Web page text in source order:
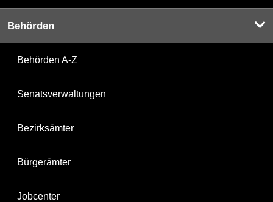
Behörden
Behörden A-Z
Senatsverwaltungen
Bezirksämter
Bürgerämter
Jobcenter